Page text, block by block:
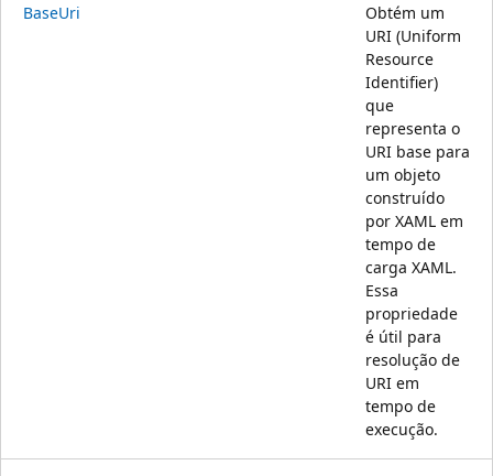
BaseUri
Obtém um
URI (Uniform
Resource
Identifier)
que
representa o
URI base para
um objeto
construído
por XAML em
tempo de
carga XAML.
Essa
propriedade
é útil para
resolução de
URI em
tempo de
execução.